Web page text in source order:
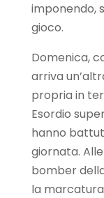
imponendo,
gioco.
Domenica,
arriva
propria in
Esordio
hanno
giornata.
bomber
la